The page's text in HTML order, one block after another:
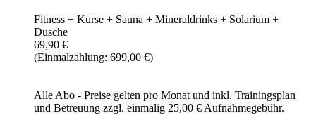
Fitness + Kurse + Sauna + Mineraldrinks + Solarium +
Dusche
69,90 €
(Einmalzahlung: 699,00 €)
Alle Abo - Preise gelten pro Monat und inkl. Trainingsplan
und Betreuung zzgl. einmalig 25,00 € Aufnahmegebühr.